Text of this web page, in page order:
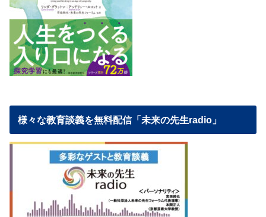
様々な教育談義を無料配信「未来の先生radio」